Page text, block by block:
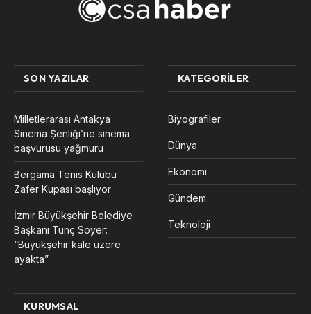
SON YAZILAR
Milletlerarası Antakya
Sinema Şenliği’ne sinema
başvurusu yağmuru
Bergama Tenis Kulübü
Zafer Kupası başlıyor
İzmir Büyükşehir Belediye
Başkanı Tunç Soyer:
“Büyükşehir kale üzere
ayakta”
KATEGORILER
Biyografiler
Dünya
Ekonomi
Gündem
Teknoloji
KURUMSAL